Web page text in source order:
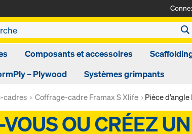
Composants et accessoires
– Plywood
Systèmes grimpants
cadres Coffrage-cadre Framax S Xlife Pièce